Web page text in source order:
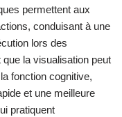
permettent aux
conduisant à une
lors des
la visualisation peut
fonction cognitive,
et une meilleure
pratiquent